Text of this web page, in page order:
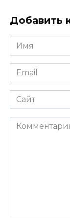
Добавить
Имя
*
Email
*
Сайт
Комментарий